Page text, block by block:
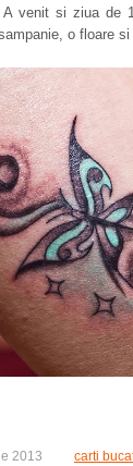
venit si ziua de
o floare
2013 carti